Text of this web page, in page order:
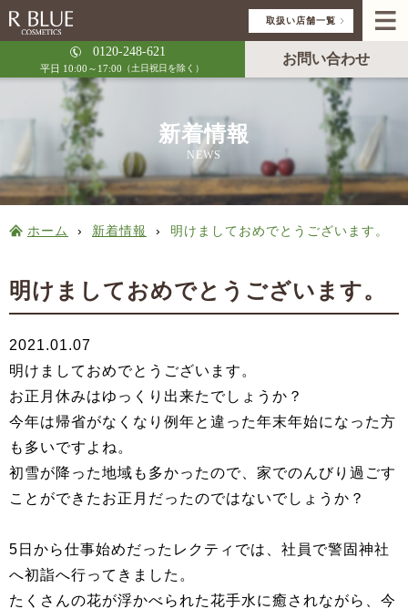
取扱い店舗一覧
0120-248-621
平日 10:00～17:00 （土日祝日を除く）
お問い合わせ
新着情報
NEWS
ホーム › 新着情報 › 明けましておめでとうございます。
明けましておめでとうございます。
2021.01.07
明けましておめでとうございます。
お正月休みはゆっくり出来たでしょうか？
今年は帰省がなくなり例年と違った年末年始になった方
も多いですよね。
初雪が降った地域も多かったので、家でのんびり過ごす
ことができたお正月だったのではないでしょうか？
5日から仕事始めだったレクティでは、社員で警固神社
へ初詣へ行ってきました。
たくさんの花が浮かべられた花手水に癒されながら、今